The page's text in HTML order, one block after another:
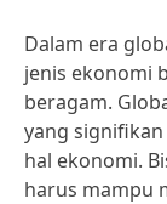
Dalam era
jenis ekonomi
beragam.
yang
hal ekonomi.
harus mampu